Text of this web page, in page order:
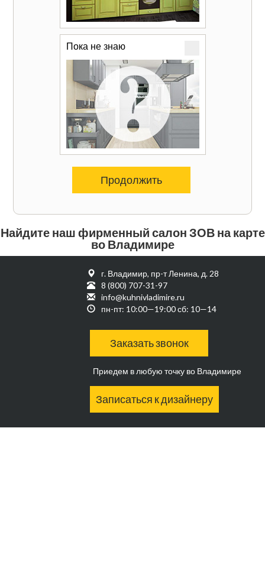
Пока не знаю
Продолжить
Найдите наш фирменный салон ЗОВ на карте
во Владимире
г. Владимир, пр-т Ленина, д. 28
8 (800) 707-31-97
info@kuhnivladimire.ru
пн-пт: 10:00—19:00 сб: 10—14
Заказать звонок
Приедем в любую точку во Владимире
Записаться к дизайнеру